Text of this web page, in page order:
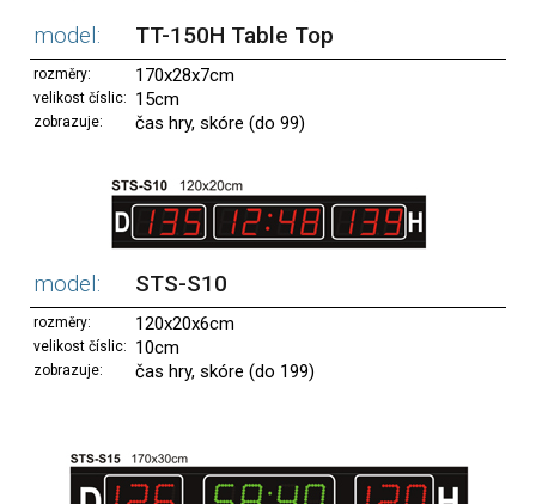
model: TT-150H Table Top
rozměry: 170x28x7cm
velikost číslic: 15cm
zobrazuje: čas hry, skóre (do 99)
model: STS-S10
rozměry: 120x20x6cm
velikost číslic: 10cm
zobrazuje: čas hry, skóre (do 199)